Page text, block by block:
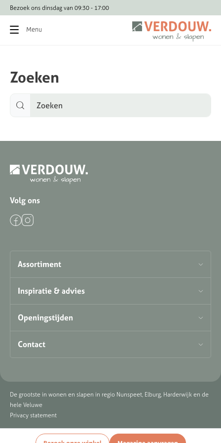
Bezoek ons dinsdag van 09:30 - 17:00
Menu
Zoeken
Volg ons
Assortiment
Inspiratie & advies
Openingstijden
Contact
De grootste in wonen en slapen in regio Nunspeet, Elburg, Harderwijk en de
hele Veluwe
Privacy statement